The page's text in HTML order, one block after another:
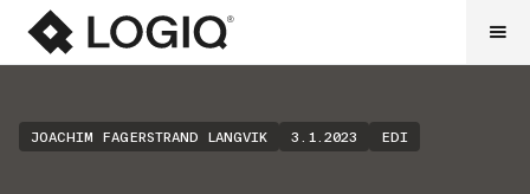
JOACHIM FAGERSTRAND LANGVIK 3.1.2023 EDI